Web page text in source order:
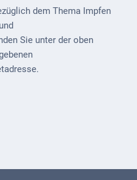
dem Thema Impfen
und
Sie unter der oben